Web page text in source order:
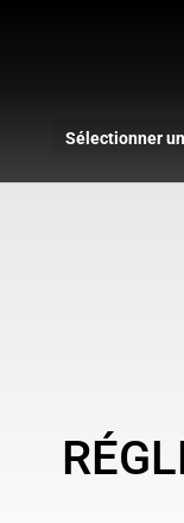
Sélectionner